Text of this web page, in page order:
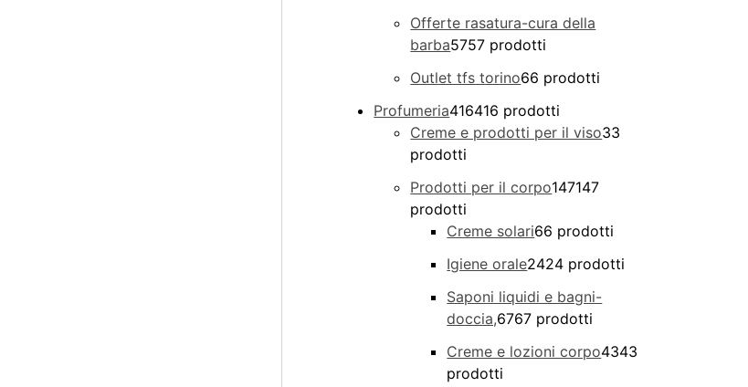
Offerte rasatura-cura della
barba5757 prodotti
Outlet tfs torino66 prodotti
Profumeria416416 prodotti
Creme e prodotti per il viso33
prodotti
Prodotti per il corpo147147
prodotti
Creme solari66 prodotti
Igiene orale2424 prodotti
Saponi liquidi e bagni-
doccia,6767 prodotti
Creme e lozioni corpo4343
prodotti